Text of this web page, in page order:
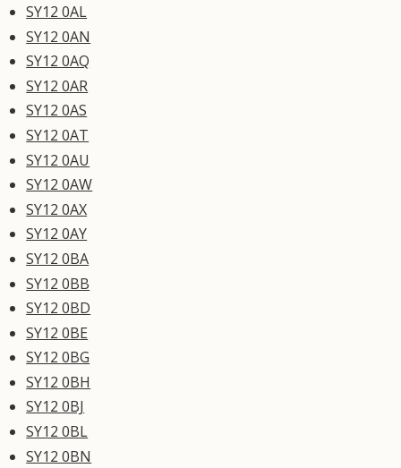
SY12 0AL
SY12 0AN
SY12 0AQ
SY12 0AR
SY12 0AS
SY12 0AT
SY12 0AU
SY12 0AW
SY12 0AX
SY12 0AY
SY12 0BA
SY12 0BB
SY12 0BD
SY12 0BE
SY12 0BG
SY12 0BH
SY12 0BJ
SY12 0BL
SY12 0BN